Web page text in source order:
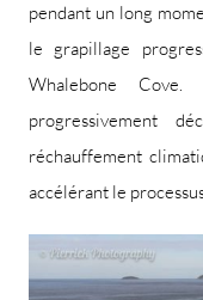
pendant un long
le grapillage
Whalebone
progressivement
réchauffement
accélérant le